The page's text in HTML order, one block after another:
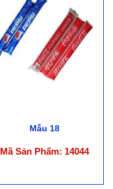
Mẫu 18
Mã Sản Phẩm: 14044